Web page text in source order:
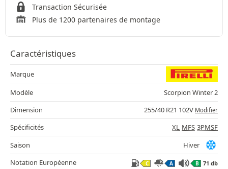
Transaction Sécurisée
Plus de 1200 partenaires de montage
Caractéristiques
Marque
Modèle
Scorpion Winter 2
Dimension
255/40 R21 102V Modifier
Spécificités XL MFS 3PMSF
Saison
Hiver
Notation Européenne
C A B 71 db